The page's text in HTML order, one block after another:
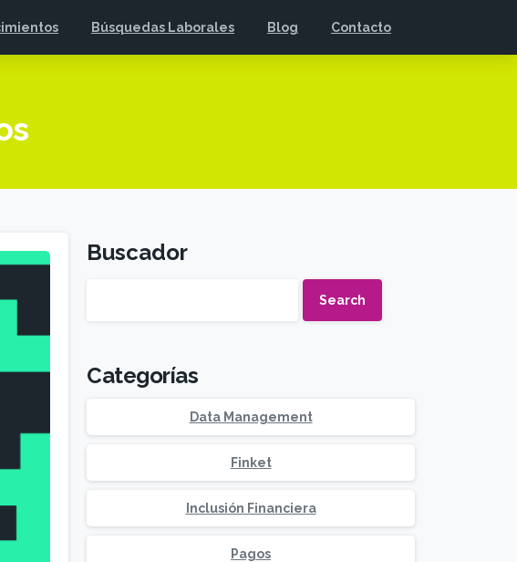
Búsquedas Laborales Blog Contacto
Buscador
Search
Categorías
Data Management
Finket
Inclusión Financiera
Pagos